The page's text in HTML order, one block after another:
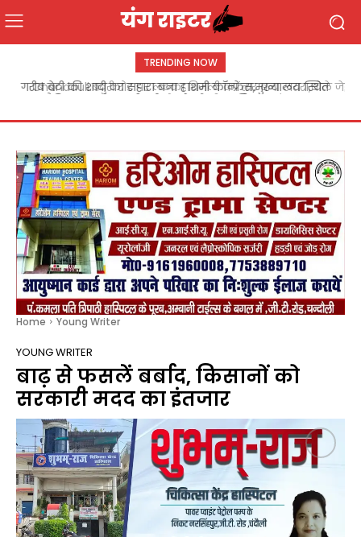
TRENDING NOW
Chandauli:बबुरी रोड पर लटका बिजली का तार बना खतरा,बोले जेई
Home Young Writer
YOUNG WRITER
बाढ़ से फसलें बर्बाद‚ किसानों को
सरकारी मदद का इंतजार